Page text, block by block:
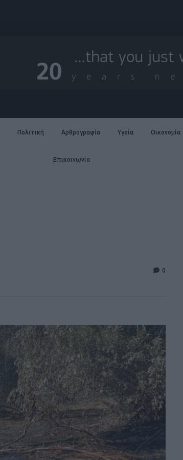
Πολιτική Άρθρογραφία Υγεία Οικονομία
Επικοινωνία
0